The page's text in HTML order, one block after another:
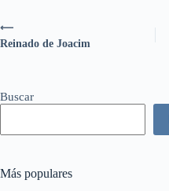
⟵
Reinado de Joacim
Buscar
Más populares